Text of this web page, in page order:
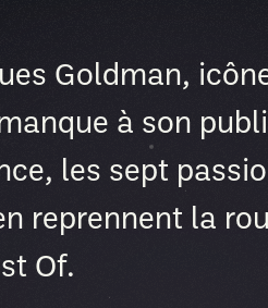
Goldman,
à son
les sept
reprennent la
Of.